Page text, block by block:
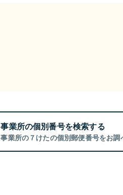
事業所の個別番号を検索する
事業所の７けたの個別郵便番号をお調